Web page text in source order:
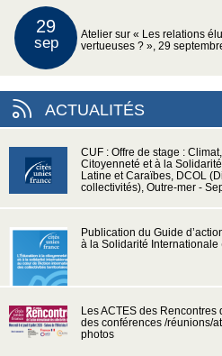
29
sep
Atelier sur « Les relations
vertueuses ? », 29
ACTUALITÉS
CUF : Offre de stage :
Citoyenneté et à la
Latine et Caraïbes, DCOL
collectivités), Outre-mer -
Publication du Guide
à la Solidarité Internationale
Les ACTES des
des conférences /réunions/
photos